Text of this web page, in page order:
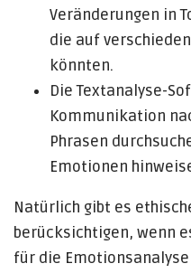
Veränderungen in
die auf
könnten.
Die Textanalyse-
Kommunikation
Phrasen
Emotionen
Natürlich gibt es
berücksichtigen, wenn
für die